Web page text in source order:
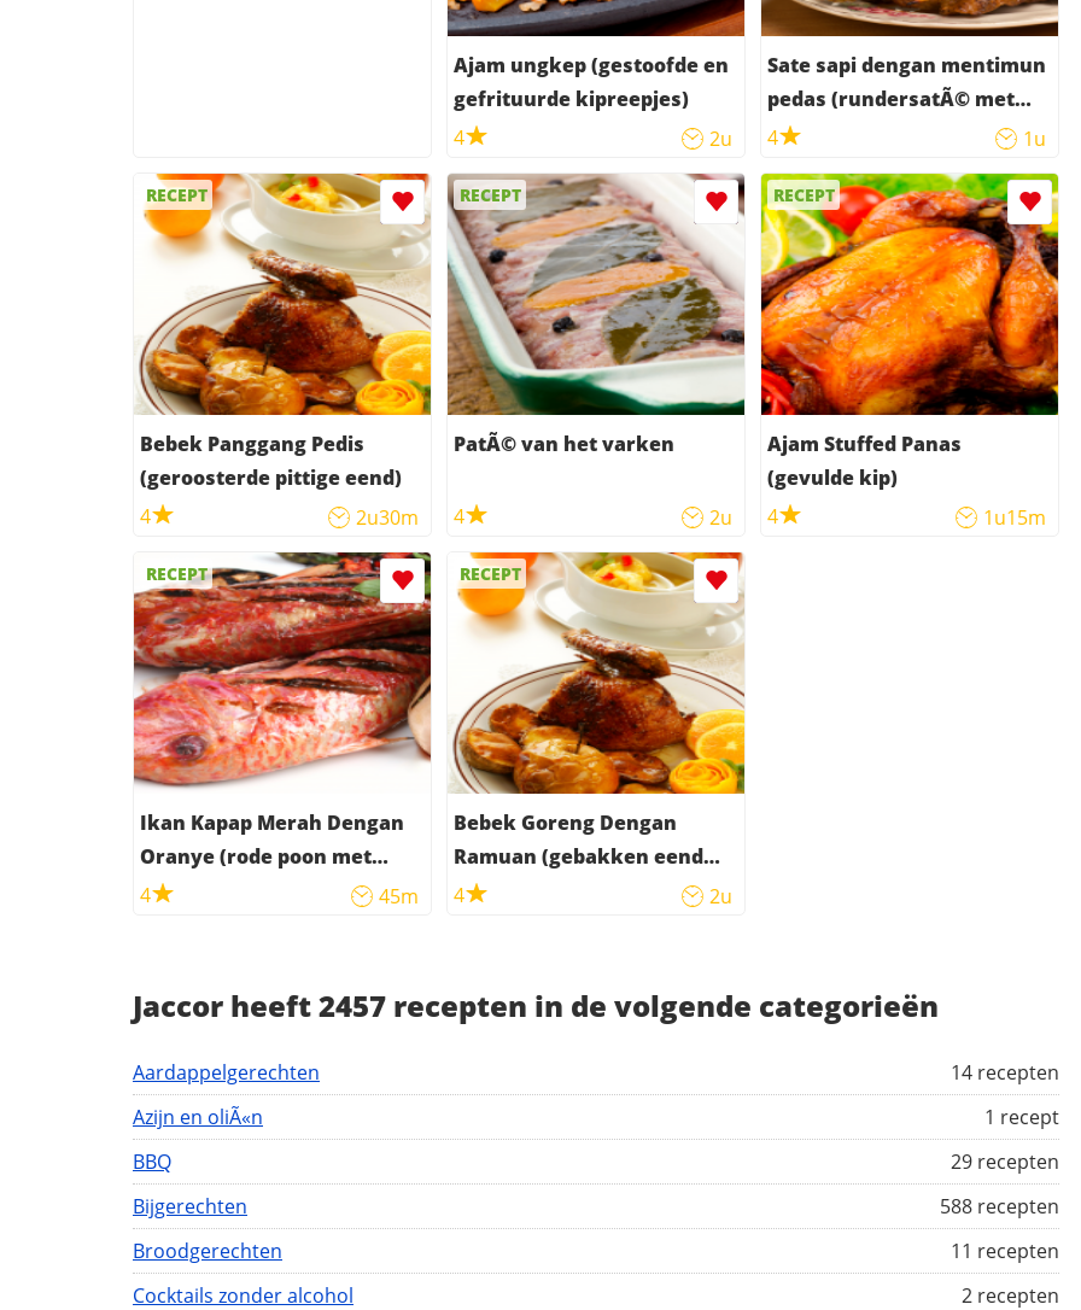
Ajam ungkep (gestoofde en
gefrituurde kipreepjes)
4
2u
Sate sapi dengan mentimun
pedas (rundersatÃ© met
pittig gekruide
4 1u
RECEPT
Bebek Panggang Pedis
(geroosterde pittige eend)
4
2u30m
RECEPT
PatÃ© van het varken
4 2u
RECEPT
Ajam Stuffed Panas
(gevulde kip)
4
1u15m
RECEPT
Ikan Kapap Merah Dengan
Oranye (rode poon met
sinaasappel)
4 45m
RECEPT
Bebek Goreng Dengan
Ramuan (gebakken eend
met kruidensaus)
4 2u
Jaccor heeft 2457 recepten in de volgende categorieën
14 recepten
Aardappelgerechten
1 recept
Azijn en oliÃ«n
29 recepten
BBQ
588 recepten
Bijgerechten
11 recepten
Broodgerechten
2 recepten
Cocktails zonder alcohol